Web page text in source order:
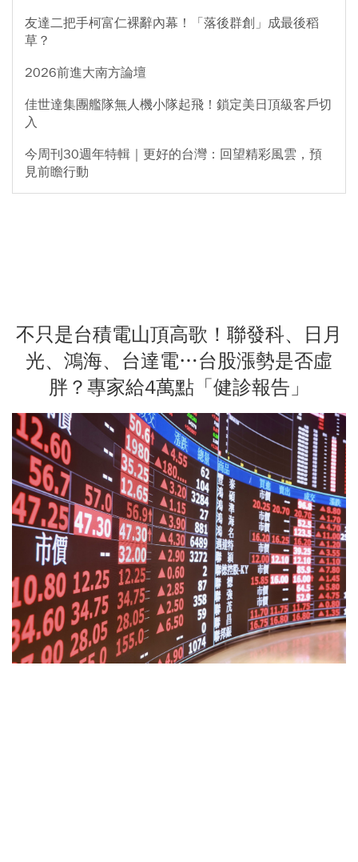
友達二把手柯富仁裸辭內幕！「落後群創」成最後稻
草？
2026前進大南方論壇
佳世達集團艦隊無人機小隊起飛！鎖定美日頂級客戶切
入
今周刊30週年特輯｜更好的台灣：回望精彩風雲，預
見前瞻行動
不只是台積電山頂高歌！聯發科、日月
光、鴻海、台達電…台股漲勢是否虛
胖？專家給4萬點「健診報告」